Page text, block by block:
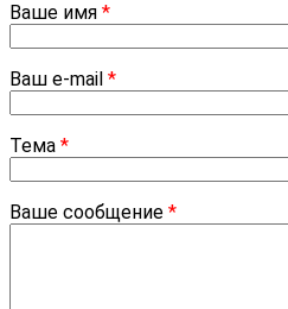
Ваше имя *
Ваш e-mail *
Тема *
Ваше сообщение *